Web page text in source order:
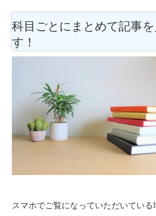
科目ごとにまとめて記事
す！
スマホでご覧になっていただいてい